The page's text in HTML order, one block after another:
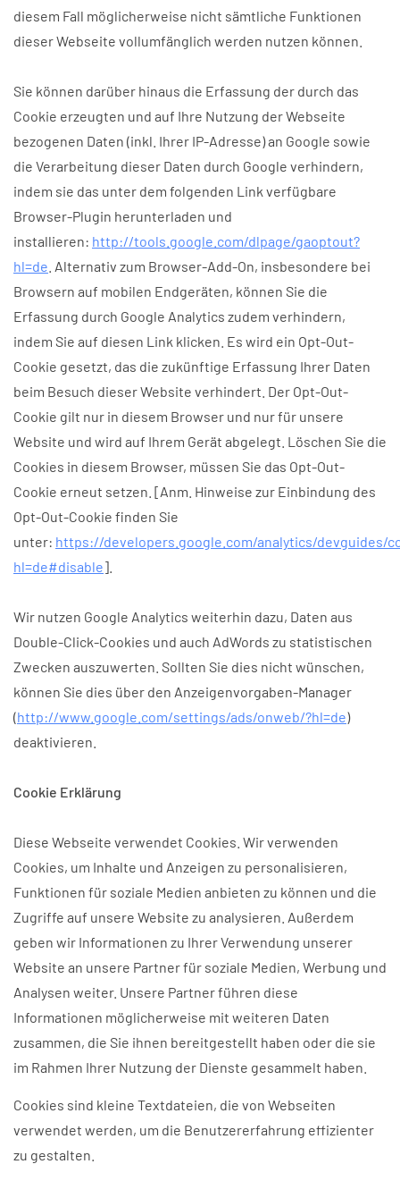
diesem Fall möglicherweise nicht sämtliche Funktionen
dieser Webseite vollumfänglich werden nutzen können.
Sie können darüber hinaus die Erfassung der durch das
Cookie erzeugten und auf Ihre Nutzung der Webseite
bezogenen Daten (inkl. Ihrer IP-Adresse) an Google sowie
die Verarbeitung dieser Daten durch Google verhindern,
indem sie das unter dem folgenden Link verfügbare
Browser-Plugin herunterladen und
installieren: http://tools.google.com/dlpage/gaoptout?
hl=de . Alternativ zum Browser-Add-On, insbesondere bei
Browsern auf mobilen Endgeräten, können Sie die
Erfassung durch Google Analytics zudem verhindern,
indem Sie auf diesen Link klicken. Es wird ein Opt-Out-
Cookie gesetzt, das die zukünftige Erfassung Ihrer Daten
beim Besuch dieser Website verhindert. Der Opt-Out-
Cookie gilt nur in diesem Browser und nur für unsere
Website und wird auf Ihrem Gerät abgelegt. Löschen Sie die
Cookies in diesem Browser, müssen Sie das Opt-Out-
Cookie erneut setzen. [Anm. Hinweise zur Einbindung des
Opt-Out-Cookie finden Sie
unter: https://developers.google.com/analytics/devguides/
hl=de#disable].
Wir nutzen Google Analytics weiterhin dazu, Daten aus
Double-Click-Cookies und auch AdWords zu statistischen
Zwecken auszuwerten. Sollten Sie dies nicht wünschen,
können Sie dies über den Anzeigenvorgaben-Manager
(http://www.google.com/settings/ads/onweb/?hl=de)
deaktivieren.
Cookie Erklärung
Diese Webseite verwendet Cookies. Wir verwenden
Cookies, um Inhalte und Anzeigen zu personalisieren,
Funktionen für soziale Medien anbieten zu können und die
Zugriffe auf unsere Website zu analysieren. Außerdem
geben wir Informationen zu Ihrer Verwendung unserer
Website an unsere Partner für soziale Medien, Werbung und
Analysen weiter. Unsere Partner führen diese
Informationen möglicherweise mit weiteren Daten
zusammen, die Sie ihnen bereitgestellt haben oder die sie
im Rahmen Ihrer Nutzung der Dienste gesammelt haben.
Cookies sind kleine Textdateien, die von Webseiten
verwendet werden, um die Benutzererfahrung effizienter
zu gestalten.